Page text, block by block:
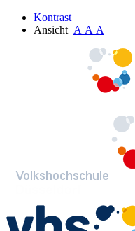
Kontrast
Ansicht A A A